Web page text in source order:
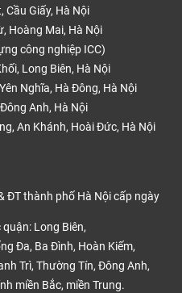
Giấy, Hà Nội
Hoàng Mai, Hà Nội
công nghiệp ICC)
Long Biên, Hà Nội
Nghĩa, Hà Đông, Hà Nội
Anh, Hà Nội
An Khánh, Hoài Đức, Hà Nội
ĐT thành phố Hà Nội cấp ngày
Long Biên,
Đa, Ba Đình, Hoàn Kiếm,
Trì, Thường Tín, Đông Anh,
miền Bắc, miền Trung.